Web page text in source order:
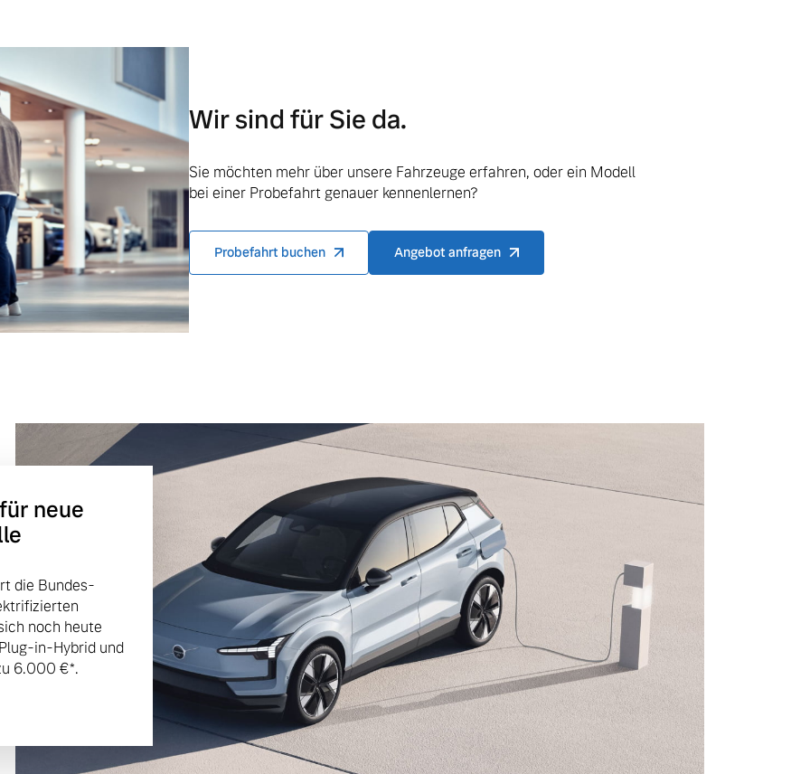
Wir sind für Sie da.
Sie möchten mehr über unsere Fahrzeuge erfahren, oder ein Modell
bei einer Probefahrt genauer kennenlernen?
Probefahrt buchen Angebot anfragen
neue
die Bundes-
noch heute
in-Hybrid und
6.000 €⁠*.